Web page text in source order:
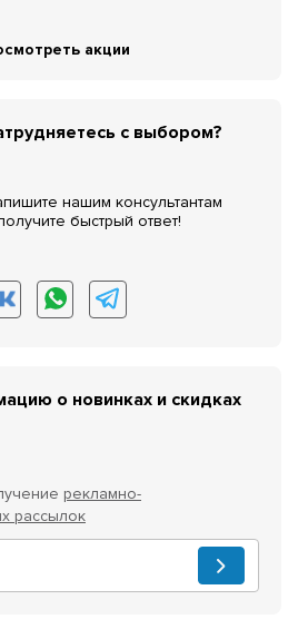
акции
с выбором?
нашим консультантам
быстрый ответ!
о новинках и скидках
рекламно-
рассылок